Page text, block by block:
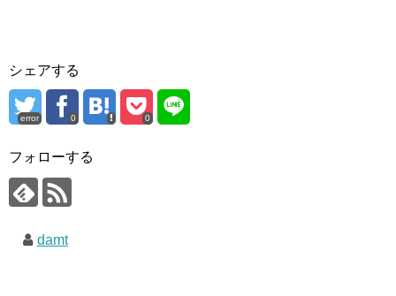
シェアする
error 0 0
フォローする
damt